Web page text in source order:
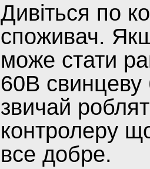
Дивіться по
споживач.
може стати
60В свинцеву
звичай
контролеру
все добре.